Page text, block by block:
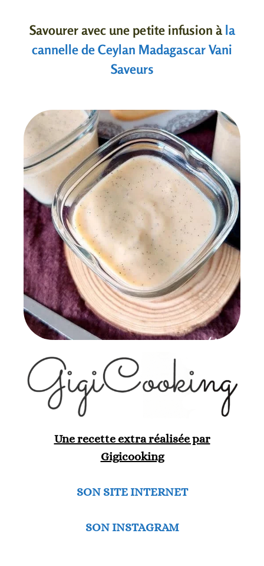
Savourer avec une petite infusion à la
cannelle de Ceylan Madagascar Vani
Saveurs
Une recette extra réalisée par
Gigicooking
SON SITE INTERNET
SON INSTAGRAM